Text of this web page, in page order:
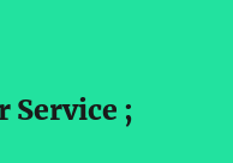
Service ;